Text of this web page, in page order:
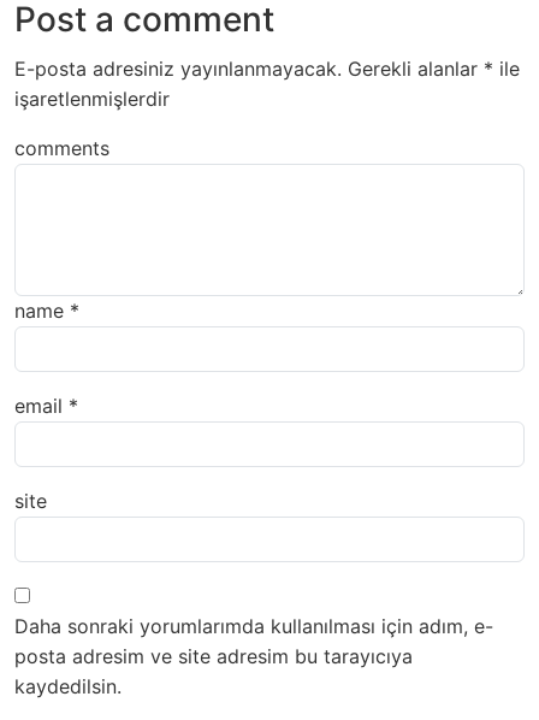
Post a comment
E-posta adresiniz yayınlanmayacak. Gerekli alanlar * ile
işaretlenmişlerdir
comments
name *
email *
site
Daha sonraki yorumlarımda kullanılması için adım, e-
posta adresim ve site adresim bu tarayıcıya
kaydedilsin.